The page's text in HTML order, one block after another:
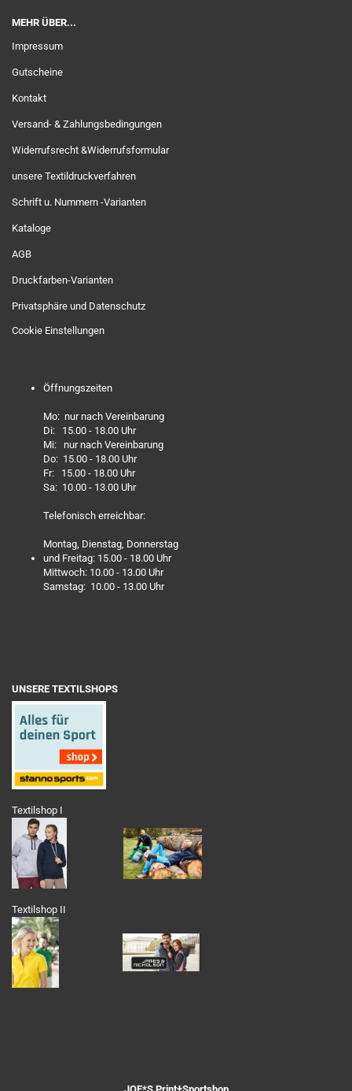
MEHR ÜBER...
Impressum
Gutscheine
Kontakt
Versand- & Zahlungsbedingungen
Widerrufsrecht &Widerrufsformular
unsere Textildruckverfahren
Schrift u. Nummern -Varianten
Kataloge
AGB
Druckfarben-Varianten
Privatsphäre und Datenschutz
Cookie Einstellungen
Öffnungszeiten
Mo: nur nach Vereinbarung
Di: 15.00 - 18.00 Uhr
Mi: nur nach Vereinbarung
Do: 15.00 - 18.00 Uhr
Fr: 15.00 - 18.00 Uhr
Sa: 10.00 - 13.00 Uhr
Telefonisch erreichbar:
Montag, Dienstag, Donnerstag
und Freitag: 15.00 - 18.00 Uhr
Mittwoch: 10.00 - 13.00 Uhr
Samstag: 10.00 - 13.00 Uhr
UNSERE TEXTILSHOPS
Textilshop I
Textilshop II